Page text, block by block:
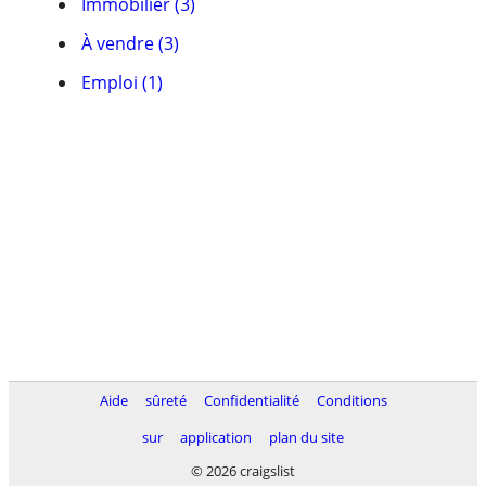
À vendre (3)
Emploi (1)
Aide sûreté Confidentialité
Conditions
sur
application
plan du site
© 2026 craigslist